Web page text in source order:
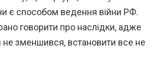
є способом ведення війни РФ.
говорити про наслідки, адже
не зменшився, встановити все не